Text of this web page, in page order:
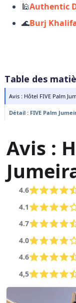
🕌Authentic
🌊Burj
Table des
Avis : Hôtel FIVE Palm
Détail : FIVE Palm
Avis :
4.6
4.1
4.7
4.0
4.6
4,5